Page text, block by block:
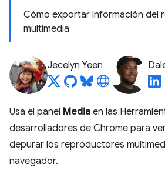
Cómo exportar información del
multimedia
Jecelyn Yeen
Usa el panel Media en las
desarrolladores de Chrome para
depurar los reproductores
navegador.